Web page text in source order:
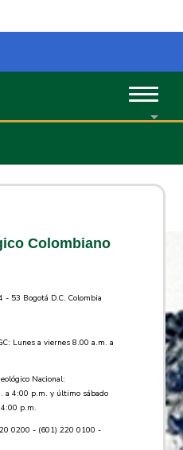
Toggle
Colombiano
- 53 Bogotá D.C. Colombia
Lunes a viernes 8.00 a.m. a
Nacional:
a 4:00 p.m. y último sábado
p.m.
0200 - (601) 220 0100 -